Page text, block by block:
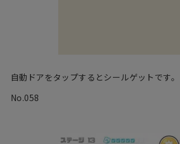
自動ドアをタップするとシールゲットです。
No.058